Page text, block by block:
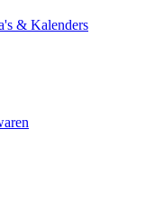
& Kalenders